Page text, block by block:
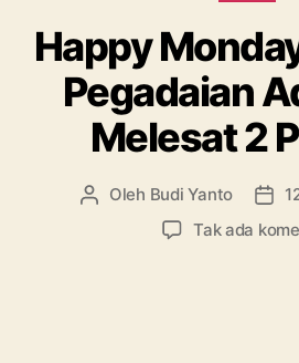
Happy
Pegadaian
Melesat 2
Penulis
Oleh Budi Yanto
Tak ada